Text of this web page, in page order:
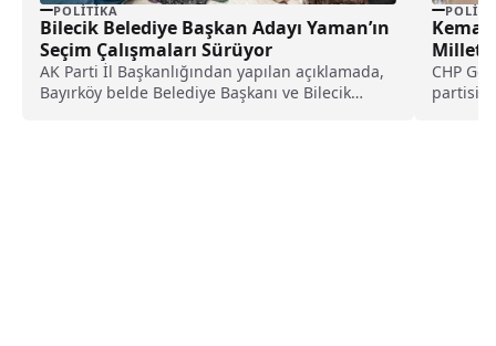
POLITIKA
Bilecik Belediye Başkan Adayı Yaman’ın
Seçim Çalışmaları Sürüyor
AK Parti İl Başkanlığından yapılan açıklamada,
Bayırköy belde Belediye Başkanı ve Bilecik
Kemal
CHP